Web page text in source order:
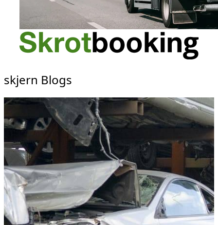
skjern Blogs